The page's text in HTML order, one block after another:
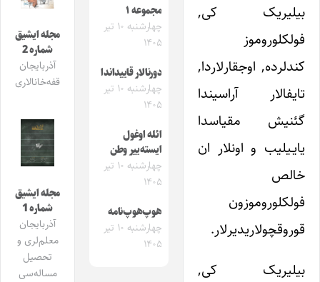
بیلیریک کی,
فولکلوروموز
کندلرده, اوجقارلاردا,
تایفالار آراسیندا
گئنیش مقیاس‎دا
یایـیلیب و اونلار ان
خالص
فولکلوروموزون
قوروقچولاری‎دیرلار.
بیلیریک کی,
مجموعه ۱
چهارشنبه ۱۰ تیر
۱۴۰۵
دورنالار قاییداندا
چهارشنبه ۱۰ تیر
۱۴۰۵
ائله اوغول
ایسته‌ییر وطن
چهارشنبه ۱۰ تیر
۱۴۰۵
هوپ‌هوپ‌نامه
چهارشنبه ۱۰ تیر
۱۴۰۵
مجله ایشیق
شماره 2
آذربایجان
قفه‌خانالاری
مجله ایشیق
شماره 1
آذربایجان
معلم‌لری و
تحصیل
مساله‌سی